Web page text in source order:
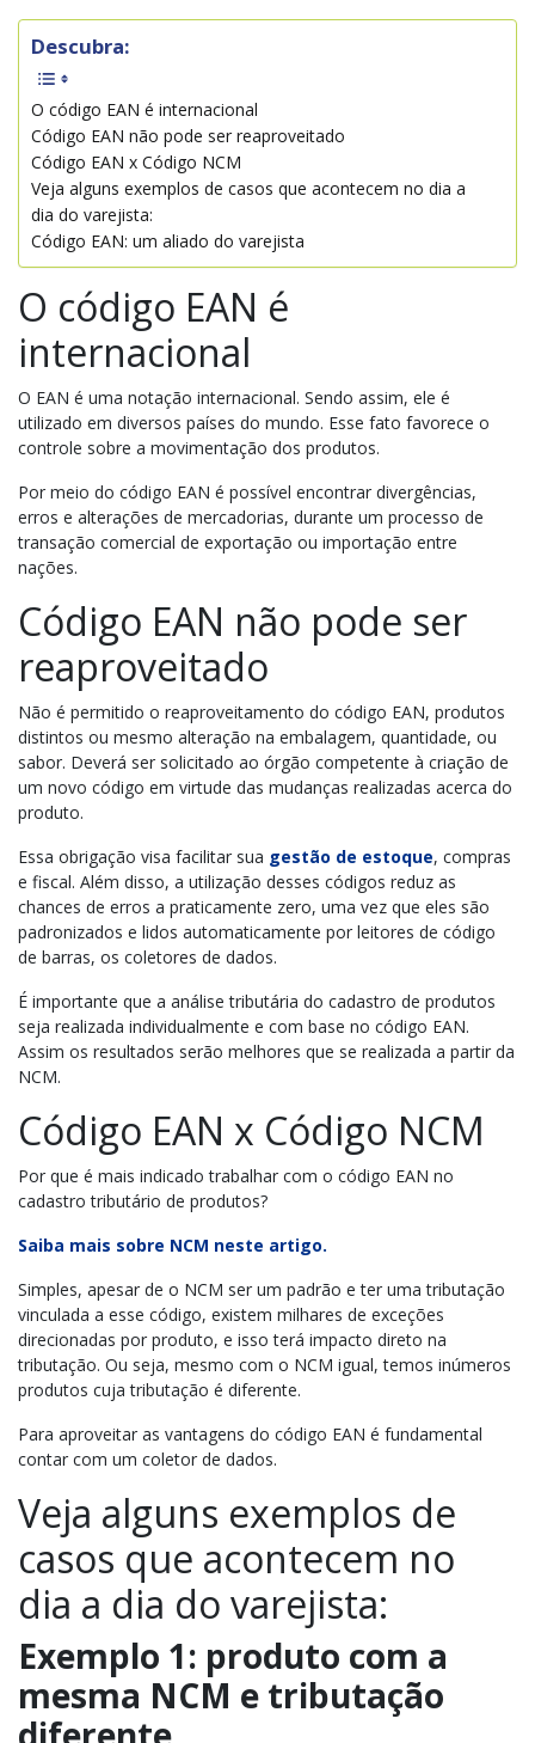
Descubra:
O código EAN é internacional
Código EAN não pode ser reaproveitado
Código EAN x Código NCM
Veja alguns exemplos de casos que acontecem no dia a
dia do varejista:
Código EAN: um aliado do varejista
O código EAN é
internacional
O EAN é uma notação internacional. Sendo assim, ele é
utilizado em diversos países do mundo. Esse fato favorece o
controle sobre a movimentação dos produtos.
Por meio do código EAN é possível encontrar divergências,
erros e alterações de mercadorias, durante um processo de
transação comercial de exportação ou importação entre
nações.
Código EAN não pode ser
reaproveitado
Não é permitido o reaproveitamento do código EAN, produtos
distintos ou mesmo alteração na embalagem, quantidade, ou
sabor. Deverá ser solicitado ao órgão competente à criação de
um novo código em virtude das mudanças realizadas acerca do
produto.
Essa obrigação visa facilitar sua gestão de estoque, compras
e fiscal. Além disso, a utilização desses códigos reduz as
chances de erros a praticamente zero, uma vez que eles são
padronizados e lidos automaticamente por leitores de código
de barras, os coletores de dados.
É importante que a análise tributária do cadastro de produtos
seja realizada individualmente e com base no código EAN.
Assim os resultados serão melhores que se realizada a partir da
NCM.
Código EAN x Código NCM
Por que é mais indicado trabalhar com o código EAN no
cadastro tributário de produtos?
Saiba mais sobre NCM neste artigo.
Simples, apesar de o NCM ser um padrão e ter uma tributação
vinculada a esse código, existem milhares de exceções
direcionadas por produto, e isso terá impacto direto na
tributação. Ou seja, mesmo com o NCM igual, temos inúmeros
produtos cuja tributação é diferente.
Para aproveitar as vantagens do código EAN é fundamental
contar com um coletor de dados.
Veja alguns exemplos de
casos que acontecem no
dia a dia do varejista:
Exemplo 1: produto com a
mesma NCM e tributação